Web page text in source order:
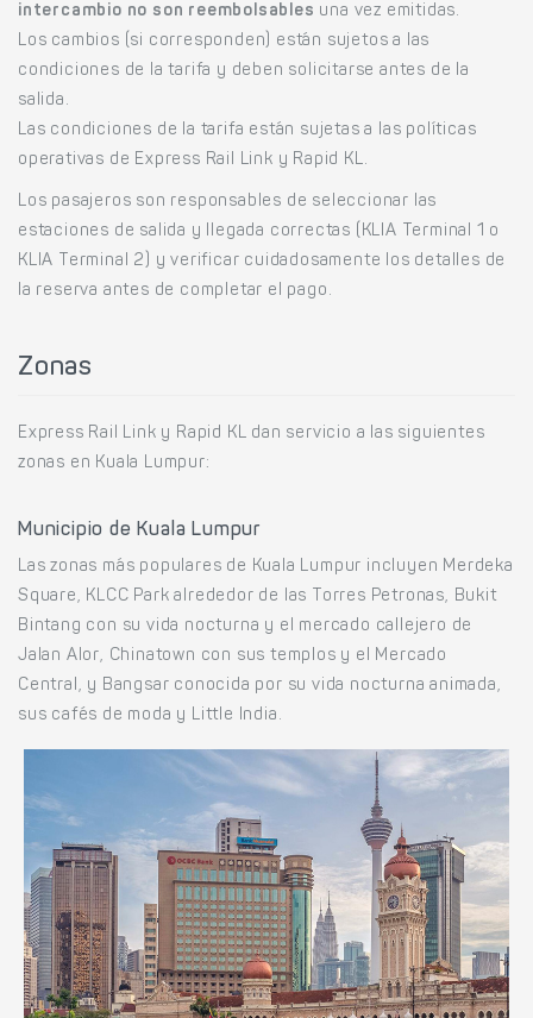
intercambio no son reembolsables una vez emitidas.
Los cambios (si corresponden) están sujetos a las
condiciones de la tarifa y deben solicitarse antes de la
salida.
Las condiciones de la tarifa están sujetas a las políticas
operativas de Express Rail Link y Rapid KL.
Los pasajeros son responsables de seleccionar las
estaciones de salida y llegada correctas (KLIA Terminal 1 o
KLIA Terminal 2) y verificar cuidadosamente los detalles de
la reserva antes de completar el pago.
Zonas
Express Rail Link y Rapid KL dan servicio a las siguientes
zonas en Kuala Lumpur:
Municipio de Kuala Lumpur
Las zonas más populares de Kuala Lumpur incluyen Merdeka
Square, KLCC Park alrededor de las Torres Petronas, Bukit
Bintang con su vida nocturna y el mercado callejero de
Jalan Alor, Chinatown con sus templos y el Mercado
Central, y Bangsar conocida por su vida nocturna animada,
sus cafés de moda y Little India.